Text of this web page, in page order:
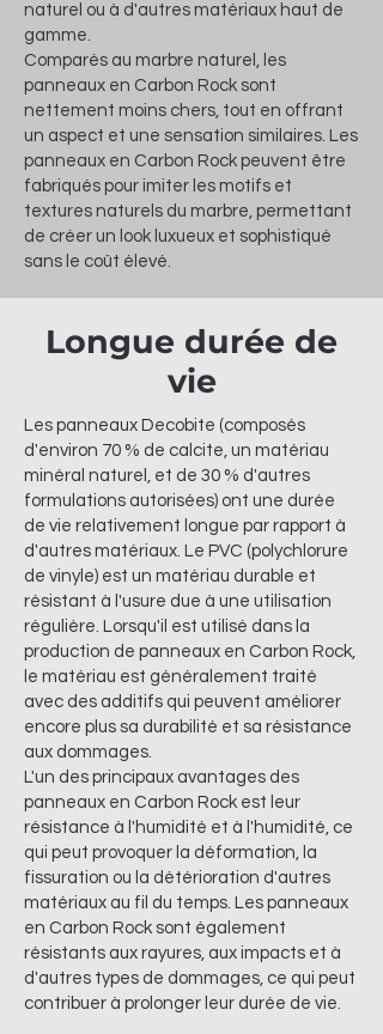
naturel ou à d'autres matériaux haut de
gamme.
Comparés au marbre naturel, les
panneaux en Carbon Rock sont
nettement moins chers, tout en offrant
un aspect et une sensation similaires. Les
panneaux en Carbon Rock peuvent être
fabriqués pour imiter les motifs et
textures naturels du marbre, permettant
de créer un look luxueux et sophistiqué
sans le coût élevé.
Longue durée de
vie
Les panneaux Decobite (composés
d'environ 70 % de calcite, un matériau
minéral naturel, et de 30 % d'autres
formulations autorisées) ont une durée
de vie relativement longue par rapport à
d'autres matériaux. Le PVC (polychlorure
de vinyle) est un matériau durable et
résistant à l'usure due à une utilisation
régulière. Lorsqu'il est utilisé dans la
production de panneaux en Carbon Rock,
le matériau est généralement traité
avec des additifs qui peuvent améliorer
encore plus sa durabilité et sa résistance
aux dommages.
L'un des principaux avantages des
panneaux en Carbon Rock est leur
résistance à l'humidité et à l'humidité, ce
qui peut provoquer la déformation, la
fissuration ou la détérioration d'autres
matériaux au fil du temps. Les panneaux
en Carbon Rock sont également
résistants aux rayures, aux impacts et à
d'autres types de dommages, ce qui peut
contribuer à prolonger leur durée de vie.